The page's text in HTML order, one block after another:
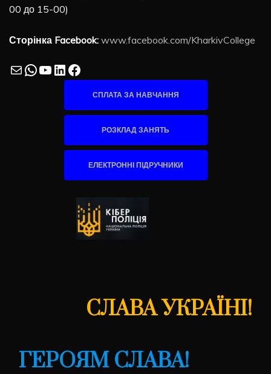
00 до 15-00)
Сторінка Facebook: www.facebook.com/KharkivCollege
MailWhatsApp
YouTube
LinkedIn
Facebook
СПЛАТА ЗА НАВЧАННЯ
РОЗКЛАД ЗАНЯТЬ
ЕЛЕКТРОННІ ПІДРУЧНИКИ
СЛАВА УКРАЇНІ!
ГЕРОЯМ СЛАВА!